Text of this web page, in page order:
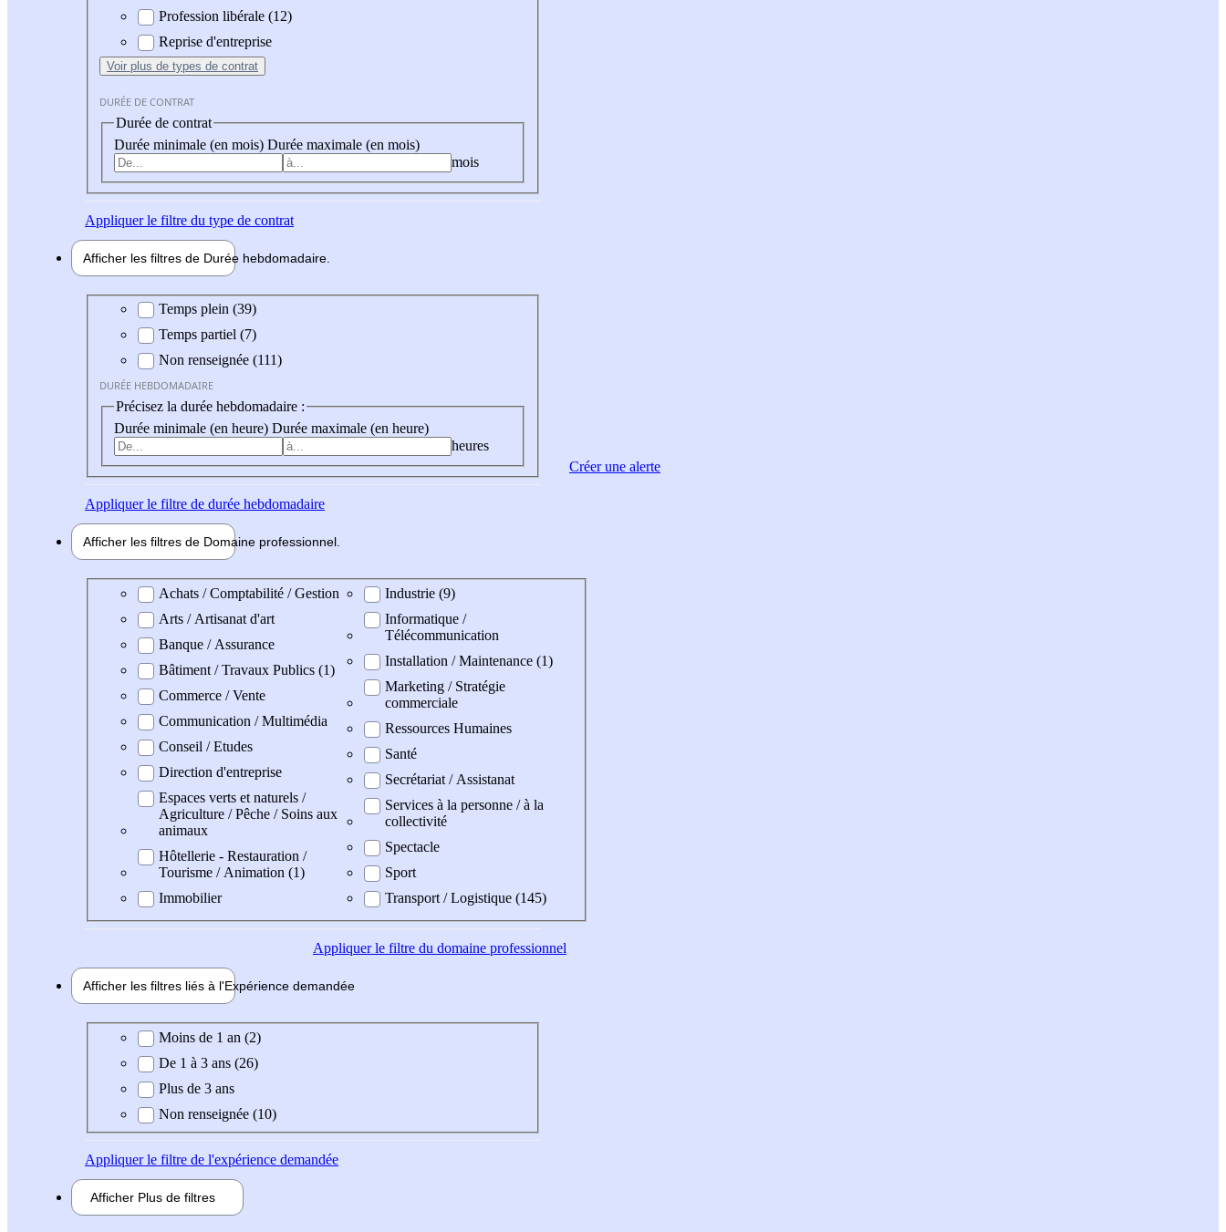
Profession libérale (12)
Reprise d'entreprise
Voir plus de types de contrat
DURÉE DE CONTRAT
Durée de contrat
Durée minimale (en mois) Durée maximale (en mois)
mois
Appliquerle filtre du type de contrat
Afficher les filtres de Durée hebdomadaire
Durée hebdomadaire
Temps plein (39)
Temps partiel (7)
Non renseignée (111)
DURÉE HEBDOMADAIRE
Précisez la durée hebdomadaire :
Durée minimale (en heure) Durée maximale (en heure)
heures
Appliquerle filtre de durée hebdomadaire
Afficher les filtres de Domaine professionnel
Domaine professionel
Achats / Comptabilité / Gestion
Arts / Artisanat d'art
Banque / Assurance
Bâtiment / Travaux Publics (1)
Commerce / Vente
Communication / Multimédia
Conseil / Etudes
Direction d'entreprise
Espaces verts et naturels /
Agriculture / Pêche / Soins aux
animaux
Hôtellerie - Restauration /
Tourisme / Animation (1)
Immobilier
Industrie (9)
Informatique /
Télécommunication
Installation / Maintenance (1)
Marketing / Stratégie
commerciale
Ressources Humaines
Santé
Secrétariat / Assistanat
Services à la personne / à la
collectivité
Spectacle
Sport
Transport / Logistique (145)
Appliquerle filtre du domaine professionnel
Afficher les filtres liés à l'Expérience demandée
Expérience demandée
Moins de 1 an (2)
De 1 à 3 ans (26)
Plus de 3 ans
Non renseignée (10)
Appliquerle filtre de l'expérience demandée
Afficher Plus de filtres
Créer une alerte